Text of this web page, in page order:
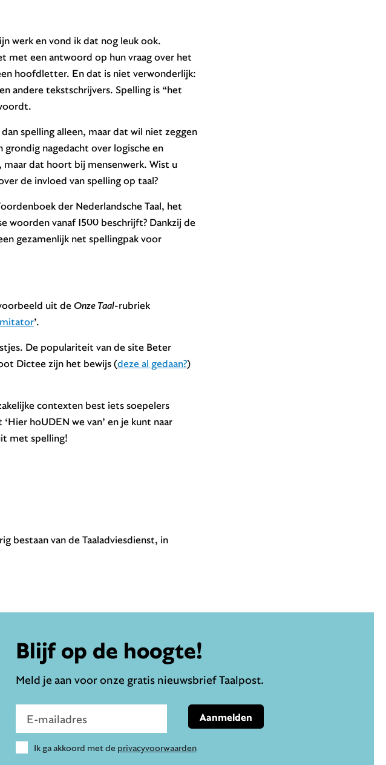
werk en vond ik dat nog leuk ook.
met een antwoord op hun vraag over het
hoofdletter. En dat is niet verwonderlijk:
andere tekstschrijvers. Spelling is “het
spelling alleen, maar dat wil niet zeggen
nagedacht over logische en
dat hoort bij mensenwerk. Wist u
de invloed van spelling op taal?
der Nederlandsche Taal, het
vanaf 1500 beschrijft? Dankzij de
gezamenlijk net spellingpak voor
uit deOnze Taal-rubriek
’.
De populariteit van de site Beter
Dictee zijn het bewijs (deze al gedaan?)
contexten best iets soepelers
hoUDEN we van’ en je kunt naar
met spelling!
bestaan van de Taaladviesdienst, in
Blijf op de hoogte!
Meld je aan voor onze gratis nieuwsbrief Taalpost.
Ik ga akkoord met de privacyvoorwaarden
Aanmelden